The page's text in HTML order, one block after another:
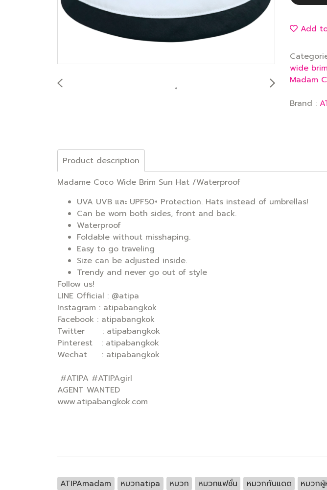
Add
wide
Madam
Brand :
Product description
Madame Coco Wide Brim Sun Hat /Waterproof
UVA UVB และ UPF50+ Protection. Hats instead of umbrellas!
Can be worn both sides, front and back.
Waterproof
Foldable without misshaping.
Easy to go traveling
Size can be adjusted inside.
Trendy and never go out of style
Follow us!
LINE Official : @atipa
Instagram : atipabangkok
Facebook : atipabangkok
Twitter : atipabangkok
Pinterest : atipabangkok
Wechat : atipabangkok
#ATIPA #ATIPAgirl
AGENT WANTED
www.atipabangkok.com
ATIPAmadam หมวกatipa หมวก หมวกแฟชั่น หมวกกันแดด หมวก